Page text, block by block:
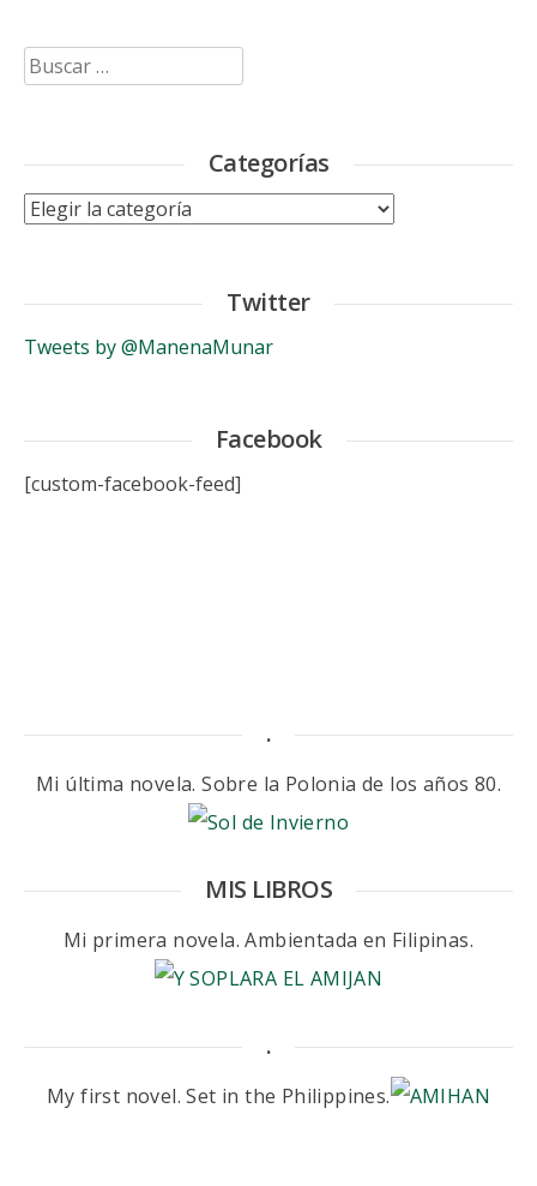
Buscar:
Categorías
Categorías
Twitter
Tweets by @ManenaMunar
Facebook
[custom-facebook-feed]
.
Mi última novela. Sobre la Polonia de los años 80.
MIS LIBROS
Mi primera novela. Ambientada en Filipinas.
.
My first novel. Set in the Philippines.